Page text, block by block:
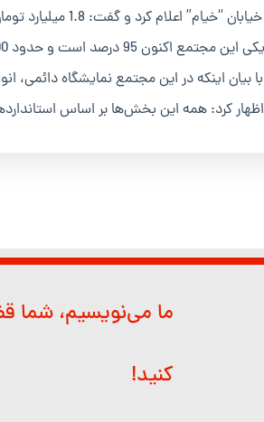
1.8 میلیارد تومان برای احداث این مجتمع هزینه شده است.
است و حدود 1600 مترمربع مساحت دارد.
اینکه در این مجتمع نمایشگاه دائمی،
کرد: همه این بخش‌ها بر اساس
ما می‌نویسیم، شما
کنید!